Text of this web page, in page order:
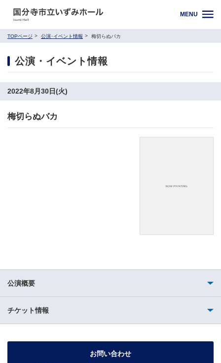
MENU
TOPページ 公演･イベント情報 梅切らぬバカ
公演・イベント情報
2022年8月30日(火)
梅切らぬバカ
公演概要
チケット情報
お問い合わせ